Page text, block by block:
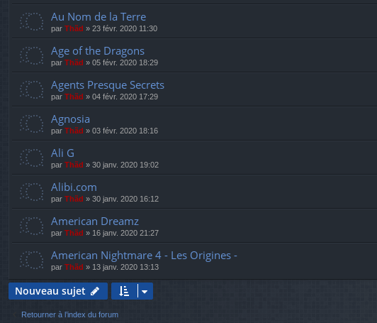
Au Nom de la Terre
par Thãd » 23 févr. 2020 11:30
Age of the Dragons
par Thãd » 05 févr. 2020 18:29
Agents Presque Secrets
par Thãd » 04 févr. 2020 17:29
Agnosia
par Thãd » 03 févr. 2020 18:16
Ali G
par Thãd » 30 janv. 2020 19:02
Alibi.com
par Thãd » 30 janv. 2020 16:12
American Dreamz
par Thãd » 16 janv. 2020 21:27
American Nightmare 4 - Les Origines -
par Thãd » 13 janv. 2020 13:13
Nouveau sujet
Retourner à l’index du forum